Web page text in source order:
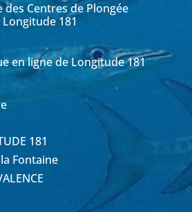
des Centres de Plongée
181
en ligne de Longitude 181
181
Fontaine